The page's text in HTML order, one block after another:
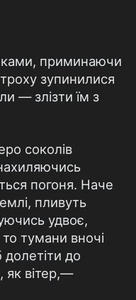
приминаючи
зупинилися
— злізти їм з
соколів
погоня. Наче
пливуть
удвоє,
тумани вночі
до
як вітер,—